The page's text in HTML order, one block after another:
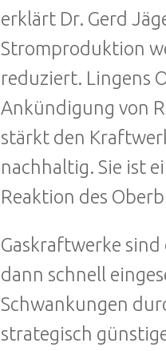
erklärt Dr. Gerd
Stromproduktion
reduziert. Lingens
Ankündigung von
stärkt den
nachhaltig. Sie ist
Reaktion des
Gaskraftwerke sind
dann schnell
Schwankungen
strategisch